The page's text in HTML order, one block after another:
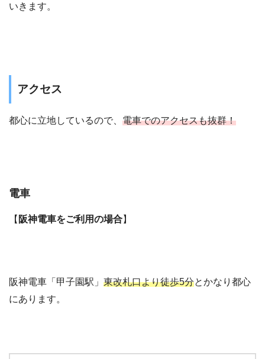
いきます。
アクセス
都心に立地しているので、 電車でのアクセスも抜群！
電車
【 阪神電車をご利用の場合】
阪神電車「甲子園駅」 東改札口より徒歩5分とかなり都心
にあります。